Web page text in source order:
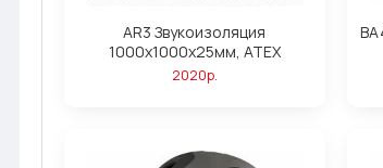
AR3 Звукоизоляция
1000х1000х25мм, АТЕХ
2020р.